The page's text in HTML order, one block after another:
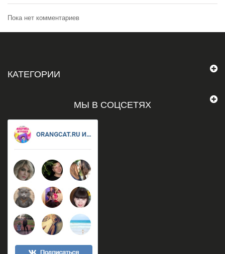
Пока нет комментариев
КАТЕГОРИИ
МЫ В СОЦСЕТЯХ